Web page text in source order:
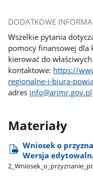
DODATKOWE
Wszelkie pytania
pomocy finansowej dla
kierować do
kontaktowe: https://
regionalne-i-biura-
adres info@arimr.gov.pl
Materiały
Wniosek o
Wersja